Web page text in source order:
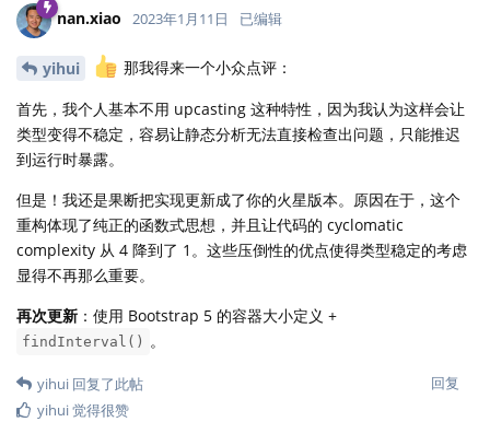
nan.xiao 2023年1月11日 已编辑
yihui ️ 那我得来一个小众点评：
首先，我个人基本不用 upcasting 这种特性，因为我认为这样会让
类型变得不稳定，容易让静态分析无法直接检查出问题，只能推迟
到运行时暴露。
但是！我还是果断把实现更新成了你的火星版本。原因在于，这个
重构体现了纯正的函数式思想，并且让代码的 cyclomatic
complexity 从 4 降到了 1。这些压倒性的优点使得类型稳定的考虑
显得不再那么重要。
再次更新 ：使用 Bootstrap 5 的容器大小定义 +
findInterval() 。
回复
yihui 回复了此帖
yihui觉得很赞